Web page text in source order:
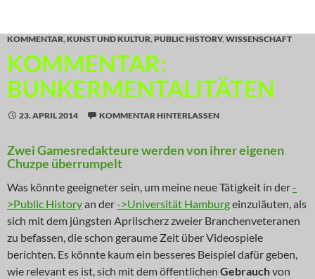
KOMMENTAR,KUNST UND KULTUR,PUBLIC HISTORY,WISSENSCHAFT
KOMMENTAR:
BUNKERMENTALITÄTEN
23. APRIL 2014 KOMMENTAR HINTERLASSEN
Zwei Gamesredakteure werden von ihrer eigenen
Chuzpe überrumpelt
Was könnte geeigneter sein, um meine neue Tätigkeit in der-
>Public Historyan der->Universität Hamburgeinzuläuten, als
sich mit dem jüngsten Aprilscherz zweier Branchenveteranen
zu befassen, die schon geraume Zeit über Videospiele
berichten. Es könnte kaum ein besseres Beispiel dafür geben,
wie relevant es ist, sich mit dem öffentlichen Gebrauchvon